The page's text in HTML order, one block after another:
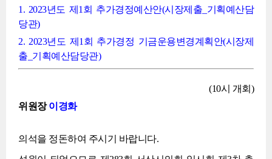
1. 2023년도 제1회 추가경정예산안(시장제출_기획예산담
당관)
2. 2023년도 제1회 추가경정 기금운용변경계획안(시장제
출_기획예산담당관)
(10시 개회)
위원장이경화
의석을 정돈하여 주시기 바랍니다.